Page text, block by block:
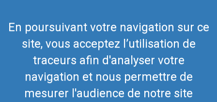
En poursuivant votre navigation sur ce
site, vous acceptez l’utilisation de
traceurs afin d'analyser votre
navigation et nous permettre de
mesurer l'audience de notre site
Telegram
Nous contacter
Téléphone Europe +352 26441835
Téléphone US/Canada
418-592-8862
airmate@airmate.aero
(c) Myriel Aviation SA